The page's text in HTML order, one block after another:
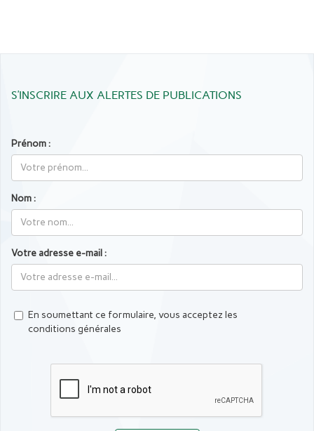
S’INSCRIRE AUX ALERTES DE PUBLICATIONS
Prénom :
Nom :
Votre adresse e-mail :
En soumettant ce formulaire, vous acceptez les
conditions générales